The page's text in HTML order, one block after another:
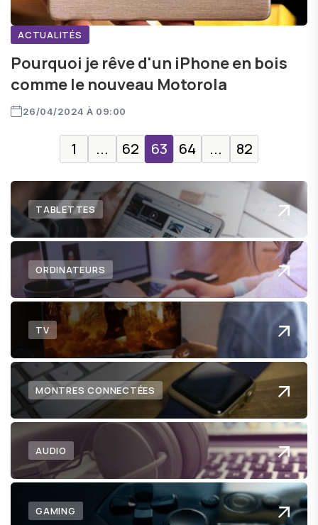
ACTUALITÉS
Pourquoi je rêve d'un iPhone en bois
comme le nouveau Motorola
26/04/2024 À 09:00
1 ... 62 63 64 ... 82
TABLETTES
ORDINATEURS
TV
MONTRES CONNECTÉES
AUDIO
GAMING